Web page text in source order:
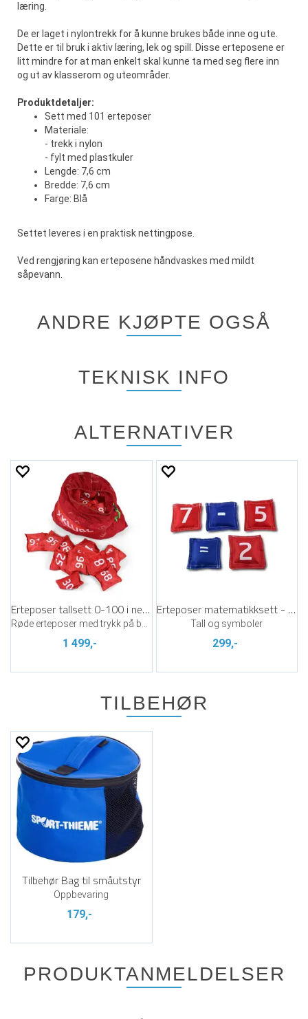
læring.
De er laget i nylontrekk for å kunne brukes både inne og ute.
Dette er til bruk i aktiv læring, lek og spill. Disse erteposene er
litt mindre for at man enkelt skal kunne ta med seg flere inn
og ut av klasserom og uteområder.
Produktdetaljer:
Sett med 101 erteposer
Materiale:
- trekk i nylon
- fylt med plastkuler
Lengde: 7,6 cm
Bredde: 7,6 cm
Farge: Blå
Settet leveres i en praktisk nettingpose.
Ved rengjøring kan erteposene håndvaskes med mildt
såpevann.
ANDRE KJØPTE OGSÅ
TEKNISK INFO
ALTERNATIVER
Erteposer tallsett 0-100 i nettingpose
1 499,-
Erteposer matematikksett - aktiv læring
Tall og symboler
299,-
TILBEHØR
Tilbehør Bag til småutstyr
Oppbevaring
179,-
PRODUKTANMELDELSER